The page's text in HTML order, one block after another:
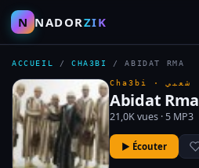
N NADORZIK
ACCUEIL /CHA3BI /ABIDAT RMA
Cha3bi · شعبي
Abidat Rma
21,0K vues · 5 MP3
▶ Écouter